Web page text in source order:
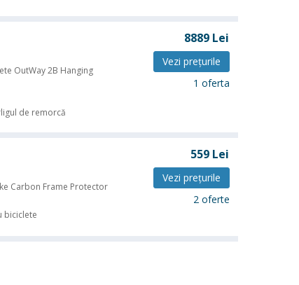
OutWay 2B Hanging
de remorcă
8889 Lei
Vezi preţurile
1 oferta
Carbon Frame Protector
biciclete
559 Lei
Vezi preţurile
2 oferte